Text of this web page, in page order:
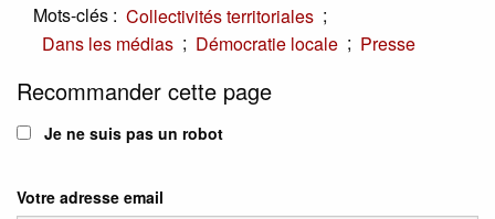
Mots-clés : Collectivités territoriales ;
Dans les médias ; Démocratie locale ; Presse
Recommander cette page
Je ne suis pas un robot
Votre adresse email